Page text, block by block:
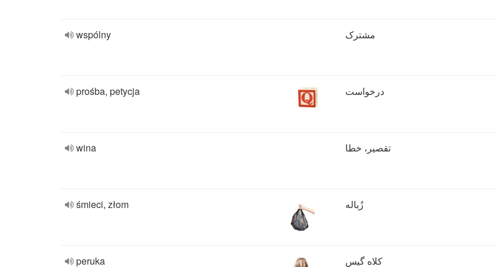
wspólny مشترک
prośba, petycja درخواست
wina تقصیر، خطا
śmieci, złom زُباله
peruka کلاه گیس